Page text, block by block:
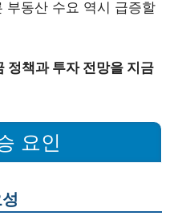
부동산 수요 역시 급증할
정책과 투자 전망을 지금
요인